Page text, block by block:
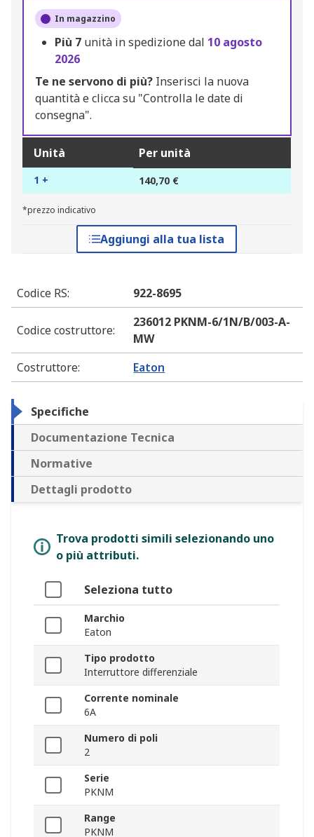
In magazzino
Più 7 unità in spedizione dal 10 agosto
2026
Te ne servono di più? Inserisci la nuova
quantità e clicca su "Controlla le date di
consegna".
Unità Per unità
1 + 140,70 €
*prezzo indicativo
Aggiungi alla tua lista
Codice RS: 922-8695
Codice costruttore:
236012 PKNM-6/1N/B/003-A-
MW
Costruttore: Eaton
Specifiche
Documentazione Tecnica
Normative
Dettagli prodotto
Trova prodotti simili selezionando uno
o più attributi.
Seleziona tutto
Marchio
Eaton
Tipo prodotto
Interruttore differenziale
Corrente nominale
6A
Numero di poli
2
Serie
PKNM
Range
PKNM